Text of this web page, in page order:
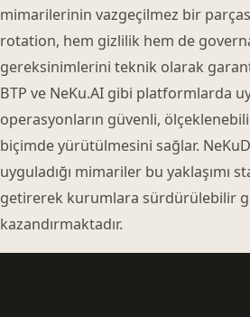
mimarilerinin vazgeçilmez bir
rotation, hem gizlilik hem de
gereksinimlerini teknik olarak garanti
BTP ve NeKu.AI gibi platformlarda
operasyonların güvenli,
biçimde yürütülmesini sağlar.
uyguladığı mimariler bu yaklaşımı
getirerek kurumlara sürdürülebilir
kazandırmaktadır.